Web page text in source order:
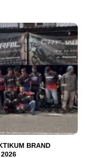
BRAND